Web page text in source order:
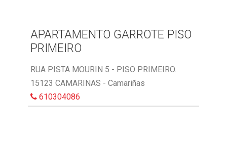
APARTAMENTO GARROTE PISO
PRIMEIRO
RUA PISTA MOURIN 5 - PISO PRIMEIRO.
15123 CAMARINAS - Camariñas
610304086